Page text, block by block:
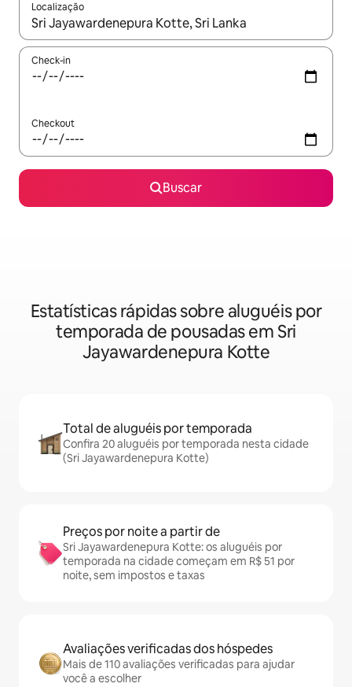
Localização
Quando os resultados estiverem disponíveis, explore-os
Check-in
Checkout
Buscar
Estatísticas rápidas sobre aluguéis por
temporada de pousadas em Sri
Jayawardenepura Kotte
Total de aluguéis por temporada
Confira 20 aluguéis por temporada nesta cidade
(Sri Jayawardenepura Kotte)
Preços por noite a partir de
Sri Jayawardenepura Kotte: os aluguéis por
temporada na cidade começam em R$ 51 por
noite, sem impostos e taxas
Avaliações verificadas dos hóspedes
Mais de 110 avaliações verificadas para ajudar
você a escolher